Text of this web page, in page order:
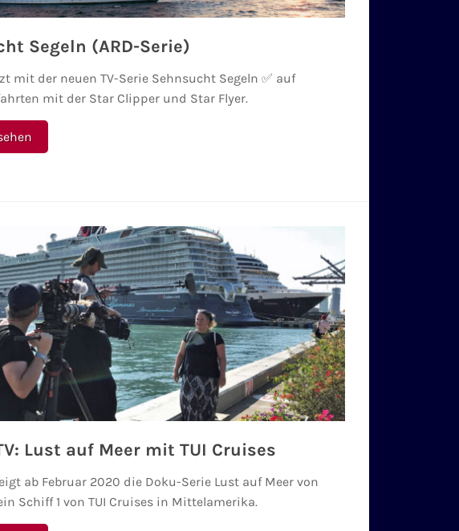
Segeln (ARD-Serie)
mit der neuen TV-Serie Sehnsucht Segeln ✅ auf
mit der Star Clipper und Star Flyer.
Lust auf Meer mit TUI Cruises
ab Februar 2020 die Doku-Serie Lust auf Meer von
Schiff 1 von TUI Cruises in Mittelamerika.